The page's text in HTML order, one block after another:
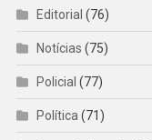
Editorial (76)
Notícias (75)
Policial (77)
Política (71)